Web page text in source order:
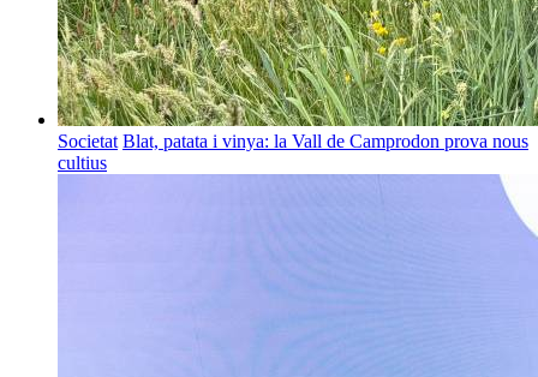
Societat Blat, patata i vinya: la Vall de Camprodon prova nous
cultius